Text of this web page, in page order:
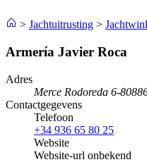
> Jachtuitrusting >
Armería Javier Roca
Adres
Merce Rodoreda 6-8
Contactgegevens
Telefoon
+34 936 65 80 25
Website
Website-url onbekend